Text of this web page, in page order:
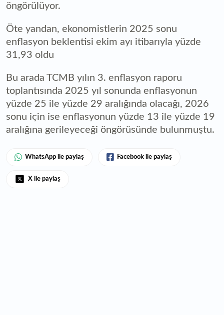
öngörülüyor.
Öte yandan, ekonomistlerin 2025 sonu
enflasyon beklentisi ekim ayı itibarıyla yüzde
31,93 oldu
Bu arada TCMB yılın 3. enflasyon raporu
toplantısında 2025 yıl sonunda enflasyonun
yüzde 25 ile yüzde 29 aralığında olacağı, 2026
sonu için ise enflasyonun yüzde 13 ile yüzde 19
aralığına gerileyeceği öngörüsünde bulunmuştu.
WhatsApp ile paylaş Facebook ile paylaş
X ile paylaş